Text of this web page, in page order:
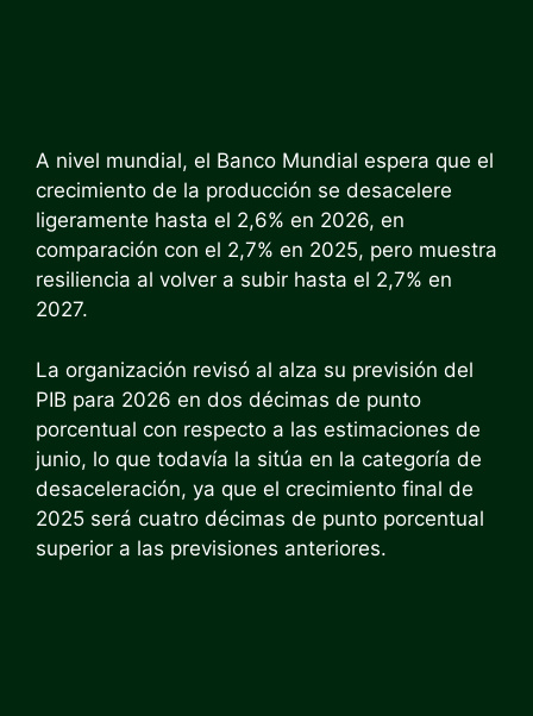
A nivel mundial, el Banco Mundial espera que el
crecimiento de la producción se desacelere
ligeramente hasta el 2,6% en 2026, en
comparación con el 2,7% en 2025, pero muestra
resiliencia al volver a subir hasta el 2,7% en
2027.
La organización revisó al alza su previsión del
PIB para 2026 en dos décimas de punto
porcentual con respecto a las estimaciones de
junio, lo que todavía la sitúa en la categoría de
desaceleración, ya que el crecimiento final de
2025 será cuatro décimas de punto porcentual
superior a las previsiones anteriores.